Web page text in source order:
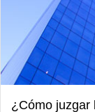
¿Cómo juzgar